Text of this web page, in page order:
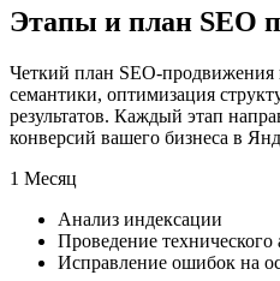
Этапы и план SEO
Четкий план SEO-продвижения
семантики, оптимизация
результатов. Каждый этап
конверсий вашего бизнеса в
1 Месяц
Анализ индексации
Проведение технического
Исправление ошибок на